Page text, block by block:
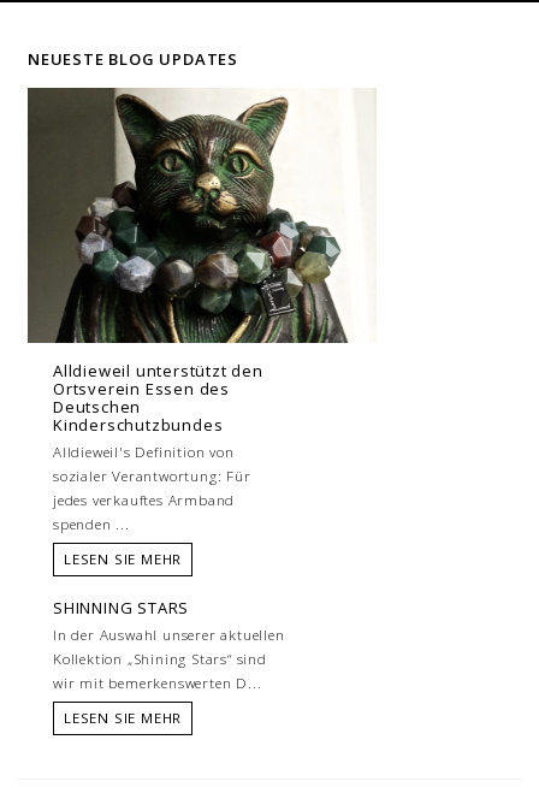
NEUESTE BLOG UPDATES
Alldieweil unterstützt den
Ortsverein Essen des
Deutschen
Kinderschutzbundes
Alldieweil's Definition von
sozialer Verantwortung: Für
jedes verkauftes Armband
spenden ...
LESEN SIE MEHR
SHINNING STARS
In der Auswahl unserer aktuellen
Kollektion „Shining Stars“ sind
wir mit bemerkenswerten D...
LESEN SIE MEHR